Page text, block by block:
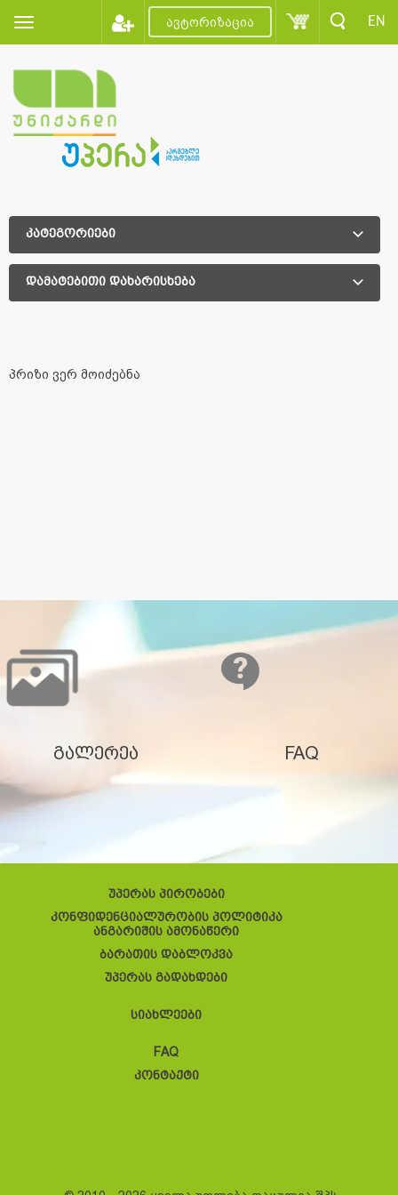
ავტორიზაცია EN
კატეგორიები
დამატებითი დახარისხება
პრიზი ვერ მოიძებნა
გალერეა FAQ
უპერას პირობები
კონფიდენციალურობის პოლიტიკა
ანგარიშის ამონაწერი
ბარათის დაბლოკვა
უპერას გადახდები
სიახლეები
FAQ
კონტაქტი